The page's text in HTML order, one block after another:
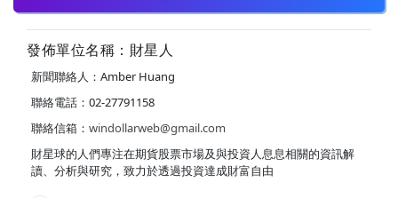
發佈單位名稱：財星人
新聞聯絡人：Amber Huang
聯絡電話：02-27791158
聯絡信箱： windollarweb@gmail.com
財星球的人們專注在期貨股票市場及與投資人息息相關的資訊解
讀、分析與研究，致力於透過投資達成財富自由